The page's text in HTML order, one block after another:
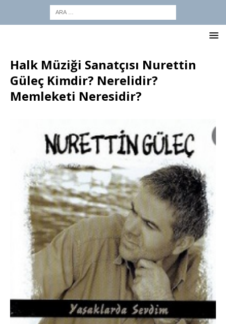
Halk Müziği Sanatçısı Nurettin
Güleç Kimdir? Nerelidir?
Memleketi Neresidir?